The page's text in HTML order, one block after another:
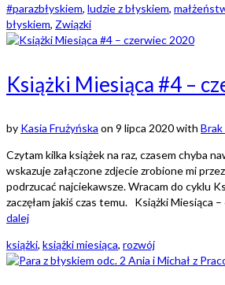
#parazbłyskiem, ludzie z błyskiem,
błyskiem, Związki
Książki Miesiąca #4 –
by Kasia Frużyńska on 9 lipca 2020with
Czytam kilka książek na raz, czasem chyba
wskazuje załączone zdjecie zrobione mi
podrzucać najciekawsze. Wracam do cyklu
zaczęłam jakiś czas temu. Książki Miesiąca
dalej
książki, książki miesiąca, rozwój